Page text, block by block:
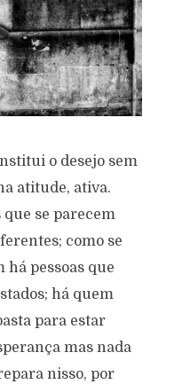
o desejo sem
atitude, ativa.
que se parecem
como se
pessoas que
há quem
para estar
mas nada
nisso, por